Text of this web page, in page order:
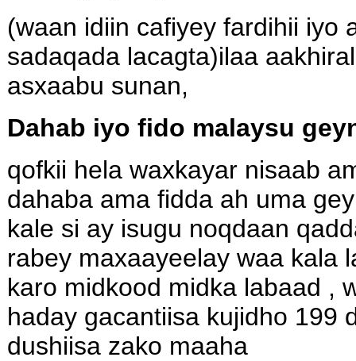
(waan idiin cafiyey fardihii iyo
sadaqada lacagta)ilaa
asxaabu sunan,
Dahab iyo fido malaysu
qofkii hela waxkayar nisaab
dahaba ama fidda ah uma
kale si ay isugu noqdaan
rabey maxaayeelay waa kala
karo midkood midka labaad ,
haday gacantiisa kujidho 199
dushiisa zako maaha